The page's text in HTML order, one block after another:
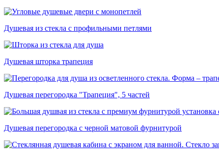
Душевая из стекла с профильными петлями
Душевая шторка трапеция
Душевая перегородка "Трапеция", 5 частей
Душевая перегородка с черной матовой фурнитурой